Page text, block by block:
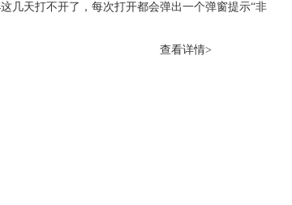
几天打不开了，每次打开都会弹出一个弹窗提示“非
查看详情>